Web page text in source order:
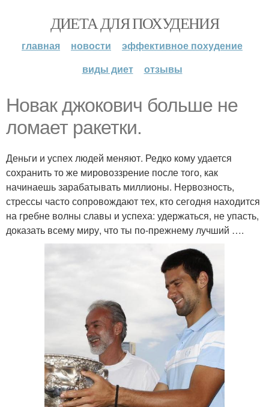
ДИЕТА ДЛЯ ПОХУДЕНИЯ
главная новости
эффективное похудение
виды диет
отзывы
Новак джокович больше не
ломает ракетки.
Деньги и успех людей меняют. Редко кому удается
сохранить то же мировоззрение после того, как
начинаешь зарабатывать миллионы. Нервозность,
стрессы часто сопровождают тех, кто сегодня находится
на гребне волны славы и успеха: удержаться, не упасть,
доказать всему миру, что ты по-прежнему лучший ….